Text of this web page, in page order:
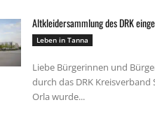
Altkleidersammlung des DRK
Leben in Tanna
Liebe Bürgerinnen und
durch das DRK Kreisverband
Orla wurde...